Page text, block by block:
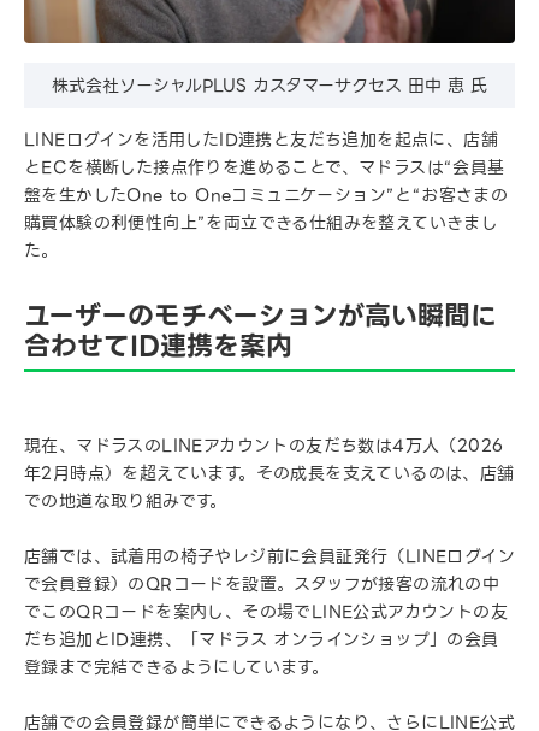
株式会社ソーシャルPLUS カスタマーサクセス 田中 恵 氏
LINEログインを活用したID連携と友だち追加を起点に、店舗
とECを横断した接点作りを進めることで、マドラスは“会員基
盤を生かしたOne to Oneコミュニケーション”と“お客さまの
購買体験の利便性向上”を両立できる仕組みを整えていきまし
た。
ユーザーのモチベーションが高い瞬間に
合わせてID連携を案内
現在、マドラスのLINEアカウントの友だち数は4万人（2026
年2月時点）を超えています。その成長を支えているのは、店舗
での地道な取り組みです。
店舗では、試着用の椅子やレジ前に会員証発行（LINEログイン
で会員登録）のQRコードを設置。スタッフが接客の流れの中
でこのQRコードを案内し、その場でLINE公式アカウントの友
だち追加とID連携、「マドラス オンラインショップ」の会員
登録まで完結できるようにしています。
店舗での会員登録が簡単にできるようになり、さらにLINE公式